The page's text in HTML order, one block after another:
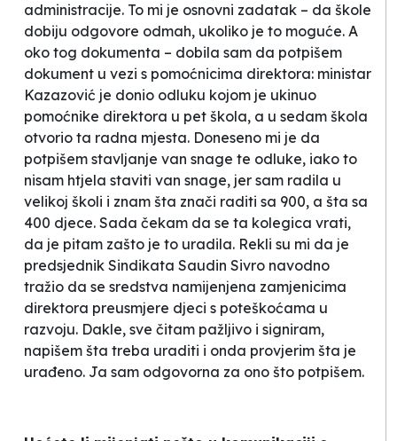
administracije. To mi je osnovni zadatak – da škole
dobiju odgovore odmah, ukoliko je to moguće. A
oko tog dokumenta – dobila sam da potpišem
dokument u vezi s pomoćnicima direktora: ministar
Kazazović je donio odluku kojom je ukinuo
pomoćnike direktora u pet škola, a u sedam škola
otvorio ta radna mjesta. Doneseno mi je da
potpišem stavljanje van snage te odluke, iako to
nisam htjela staviti van snage, jer sam radila u
velikoj školi i znam šta znači raditi sa 900, a šta sa
400 djece. Sada čekam da se ta kolegica vrati,
da je pitam zašto je to uradila. Rekli su mi da je
predsjednik Sindikata Saudin Sivro navodno
tražio da se sredstva namijenjena zamjenicima
direktora preusmjere djeci s poteškoćama u
razvoju. Dakle, sve čitam pažljivo i signiram,
napišem šta treba uraditi i onda provjerim šta je
urađeno. Ja sam odgovorna za ono što potpišem.